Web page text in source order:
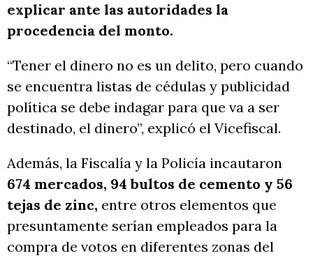
explicar ante las autoridades la
procedencia del monto.
“Tener el dinero no es un delito, pero cuando
se encuentra listas de cédulas y publicidad
política se debe indagar para que va a ser
destinado, el dinero”, explicó el Vicefiscal.
Además, la Fiscalía y la Policía incautaron
674 mercados, 94 bultos de cemento y 56
tejas de zinc, entre otros elementos que
presuntamente serían empleados para la
compra de votos en diferentes zonas del